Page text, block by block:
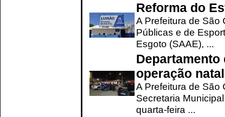
Reforma do
A Prefeitura de São
Públicas e de
Esgoto (SAAE), ...
operação
A Prefeitura de São
Secretaria
quarta-feira ...